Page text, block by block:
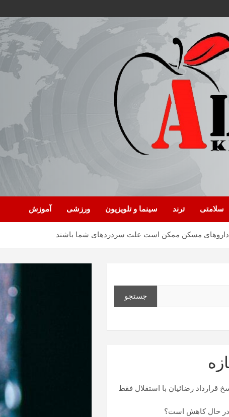
سلامتی ترند سینما و تلویزیون ورزشی آموزش
داروهای مسکن ممکن است علت سردردهای شما باشند
جستجو
قرارداد رضائیان با استقلال فقط
حال کاهش است؟